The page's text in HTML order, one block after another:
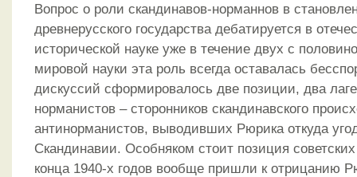
Вопрос о роли скандинавов-норманнов в
древнерусского государства дебатируется в
исторической науке уже в течение двух с
мировой науки эта роль всегда оставалась
дискуссий сформировалось две позиции, два
норманистов – сторонников скандинавского
антинорманистов, выводивших Рюрика откуда
Скандинавии. Особняком стоит позиция
конца 1940-х годов вообще пришли к отрицанию